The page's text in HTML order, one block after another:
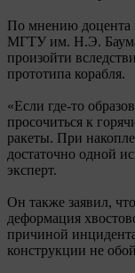
По мнению доцента
МГТУ им. Н.Э.
произойти
прототипа корабля.
«Если где-то
просочиться к
ракеты. При
достаточно одной
эксперт.
Он также заявил,
деформация
причиной
конструкции не